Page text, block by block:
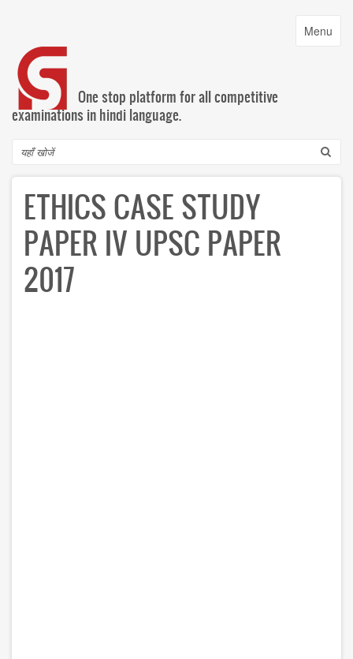
content
Toggle
Menu
One stop platform for all competitive
examinations in hindi language.
Search
ETHICS CASE STUDY
PAPER IV UPSC PAPER
2017